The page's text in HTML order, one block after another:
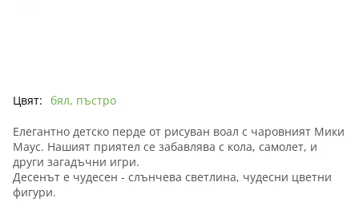
Цвят: бял, пъстро
Елегантно детско перде от рисуван воал с чаровният Мики
Маус. Нашият приятел се забавлява с кола, самолет, и
други загадъчни игри.
Десенът е чудесен - слънчева светлина, чудесни цветни
фигури.